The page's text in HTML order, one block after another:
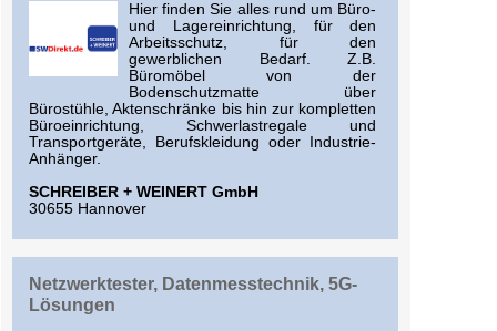
Hier finden Sie alles rund um Büro-
und Lagereinrichtung, für den
Arbeitsschutz, für den
gewerblichen Bedarf. Z.B.
Büromöbel von der
Bodenschutzmatte über
Bürostühle, Aktenschränke bis hin zur kompletten
Büroeinrichtung, Schwerlastregale und
Transportgeräte, Berufskleidung oder Industrie-
Anhänger.
SCHREIBER + WEINERT GmbH
30655 Hannover
Netzwerktester, Datenmesstechnik, 5G-
Lösungen